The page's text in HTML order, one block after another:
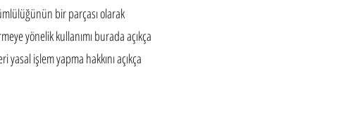
bir parçası olarak
yönelik kullanımı burada açıkça
işlem yapma hakkını açıkça